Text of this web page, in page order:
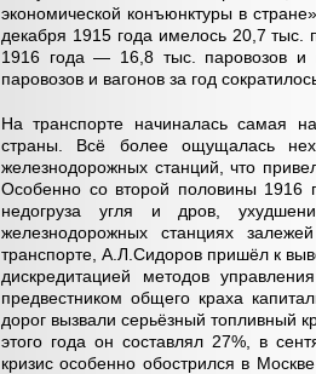
экономической конъюнктуры в
декабря 1915 года имелось 20,7 тыс.
1916 года — 16,8 тыс. паровозов и
паровозов и вагонов за год
На транспорте начиналась самая
страны. Всё более ощущалась
железнодорожных станций, что
Особенно со второй половины 1916
недогруза угля и дров,
железнодорожных станциях
транспорте, А.Л.Сидоров пришёл к
дискредитацией методов
предвестником общего краха
дорог вызвали серьёзный топливный
этого года он составлял 27%, в
кризис особенно обострился в